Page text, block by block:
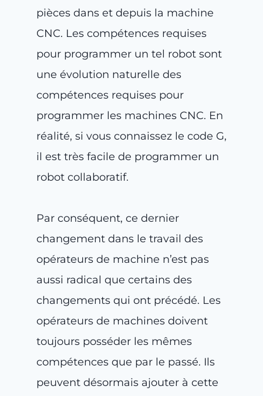
pièces dans et depuis la machine
CNC. Les compétences requises
pour programmer un tel robot sont
une évolution naturelle des
compétences requises pour
programmer les machines CNC. En
réalité, si vous connaissez le code G,
il est très facile de programmer un
robot collaboratif.
Par conséquent, ce dernier
changement dans le travail des
opérateurs de machine n’est pas
aussi radical que certains des
changements qui ont précédé. Les
opérateurs de machines doivent
toujours posséder les mêmes
compétences que par le passé. Ils
peuvent désormais ajouter à cette